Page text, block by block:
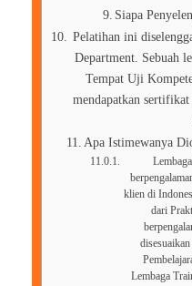
Siapa
Pelatihan ini
Department. Sebuah
Tempat Uji
mendapatkan
Apa Istimewanya
klien di
dari
Lembaga